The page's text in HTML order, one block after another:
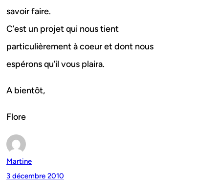
savoir faire.
C’est un projet qui nous tient
particulièrement à coeur et dont nous
espérons qu’il vous plaira.
A bientôt,
Flore
Martine
3 décembre 2010